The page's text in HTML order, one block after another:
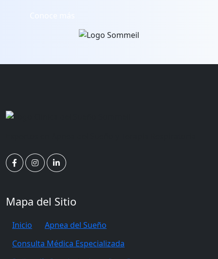
Mapa del Sitio
Inicio
Apnea del Sueño
Consulta Médica Especializada